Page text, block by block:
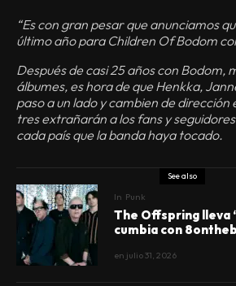
“Es con gran pesar que anunciamos
último año para Children Of Bodom
Después de casi 25 años con Bodom,
álbumes, es hora de que Henkka,
paso a un lado y cambien de dirección
tres extrañarán a los fans y
cada país que la banda haya tocado.
See also
In Punk
The Offspring lleva
cumbia con
en julio 31, 2026